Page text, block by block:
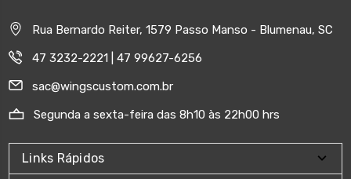
Rua Bernardo Reiter, 1579 Passo Manso - Blumenau, SC
47 3232-2221 | 47 99627-6256
sac@wingscustom.com.br
Segunda a sexta-feira das 8h10 às 22h00 hrs
Links Rápidos